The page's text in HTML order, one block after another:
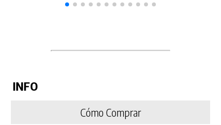
INFO
Cómo Comprar